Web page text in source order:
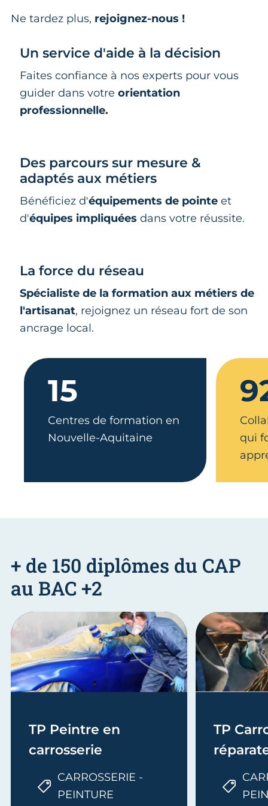
Ne tardez plus, rejoignez-nous !
Un service d'aide à la décision
Faites confiance à nos experts pour vous
guider dans votre orientation
professionnelle.
Des parcours sur mesure &
adaptés aux métiers
Bénéficiez d'équipements de pointe et
d'équipes impliquées dans votre réussite.
La force du réseau
Spécialiste de la formation aux métiers de
l'artisanat, rejoignez un réseau fort de son
ancrage local.
15
Centres de formation en
Nouvelle-Aquitaine
qui
+ de 150 diplômes du CAP
au BAC +2
TP Peintre en
carrosserie
CARROSSERIE -
PEINTURE
TP